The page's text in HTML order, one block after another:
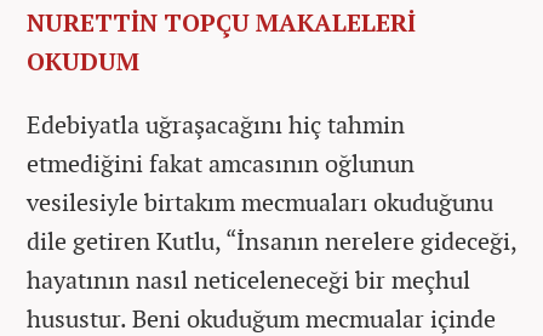
NURETTİN TOPÇU MAKALELERİ
OKUDUM
Edebiyatla uğraşacağını hiç tahmin
etmediğini fakat amcasının oğlunun
vesilesiyle birtakım mecmuaları okuduğunu
dile getiren Kutlu, “İnsanın nerelere gideceği,
hayatının nasıl neticeleneceği bir meçhul
husustur. Beni okuduğum mecmualar içinde